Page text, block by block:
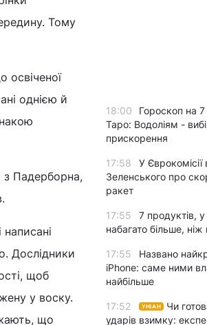
Тому
освіченої
однією й
з Падерборна,
Дослідники
щоб
у воску.
що
18:00
Гороскоп на
Таро: Водоліям -
прискорення
17:58
У
Зеленського про
ракет
17:55
7 продуктів,
набагато більше,
17:55
Названо
iPhone: саме ними
найбільше
17:52 УНІАН
Чи
ударів взимку: